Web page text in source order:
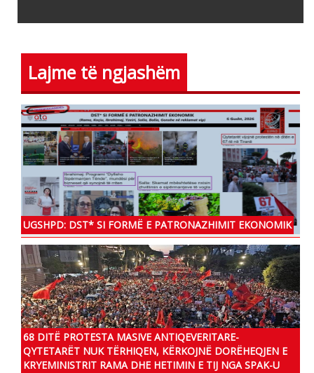
Lajme të ngjashëm
UGSHPD: DST* SI FORMË E PATRONAZHIMIT EKONOMIK
68 DITË PROTESTA MASIVE ANTIQEVERITARE-
QYTETARËT NUK TËRHIQEN, KËRKOJNË DORËHEQJEN E
KRYEMINISTRIT RAMA DHE HETIMIN E TIJ NGA SPAK-U